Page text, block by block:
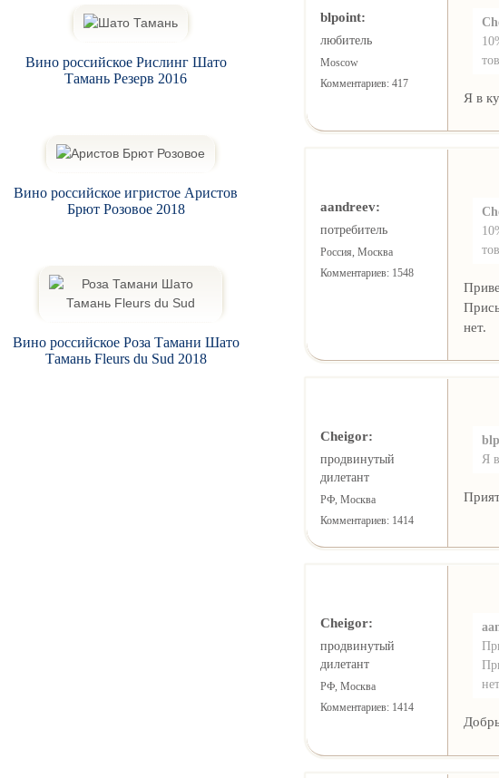
blpoint:
любитель
Moscow
Комментариев: 417
Я в
aandreev:
потребитель
Россия, Москва
Комментариев: 1548
нет.
Cheigor:
продвинутый
дилетант
РФ, Москва
Комментариев: 1414
Я
Cheigor:
продвинутый
дилетант
РФ, Москва
Комментариев: 1414
Вино российское Рислинг Шато
Тамань Резерв 2016
Вино российское игристое Аристов
Брют Розовое 2018
Вино российское Роза Тамани Шато
Тамань Fleurs du Sud 2018